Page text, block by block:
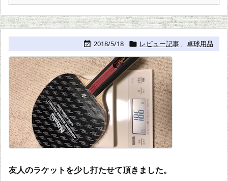
 2018/5/18  レビュー記事 , 卓球用品
友人のラケットを少し打たせて頂きました。